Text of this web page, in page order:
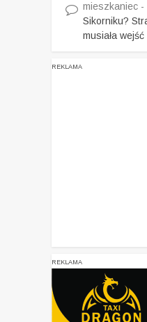
mieszkaniec -
Sikorniku?
musiała
REKLAMA
REKLAMA